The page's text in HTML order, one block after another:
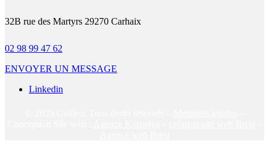
32B rue des Martyrs 29270 Carhaix
02 98 99 47 62
ENVOYER UN MESSAGE
Linkedin